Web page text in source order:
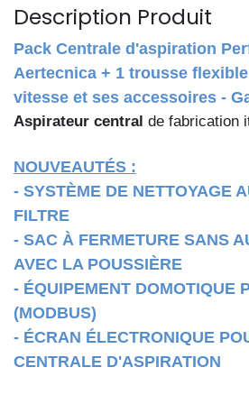
Description Produit
Pack Centrale d'aspiration
Aertecnica + 1 trousse
vitesse et ses accessoires -
Aspirateur central de fabrication
NOUVEAUTÉS :
- SYSTÈME DE NETTOYAGE
FILTRE
- SAC À FERMETURE SANS
AVEC LA POUSSIÈRE
- ÉQUIPEMENT DOMOTIQUE
(MODBUS)
- ÉCRAN ÉLECTRONIQUE
CENTRALE D'ASPIRATION